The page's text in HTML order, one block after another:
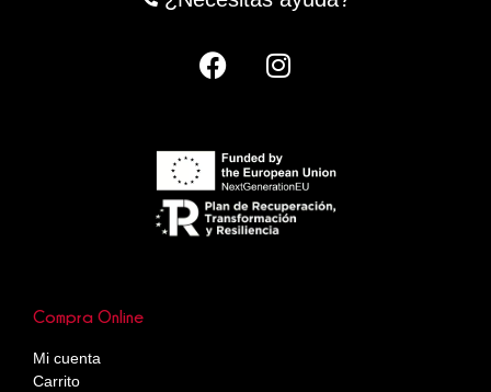
Compra Online
Mi cuenta
Carrito